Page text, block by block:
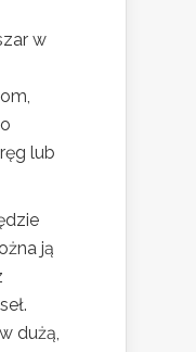
w
lub
ją
dużą,